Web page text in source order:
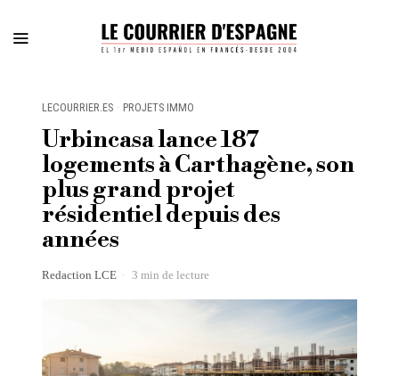
LECOURRIER.ES · PROJETS IMMO
Urbincasa lance 187
logements à Carthagène, son
plus grand projet
résidentiel depuis des
années
Redaction LCE 3 min de lecture